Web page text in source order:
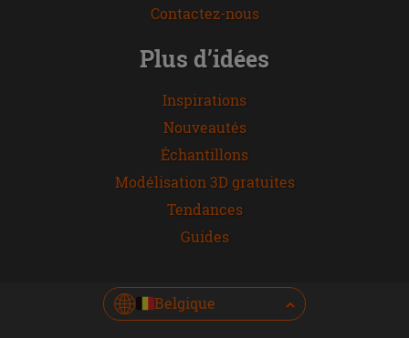
Contactez-nous
Plus d’idées
Inspirations
Nouveautés
Échantillons
Modélisation 3D gratuites
Tendances
Guides
Belgique